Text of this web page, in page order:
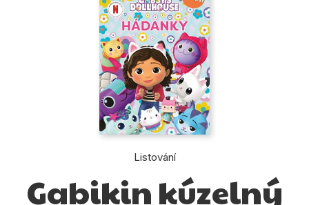
Tipy redakce
Beletrie pro děti
Beletrie pro dospělé
Dárkové publikace
Hobby
Listování
Gabikin kúzelný